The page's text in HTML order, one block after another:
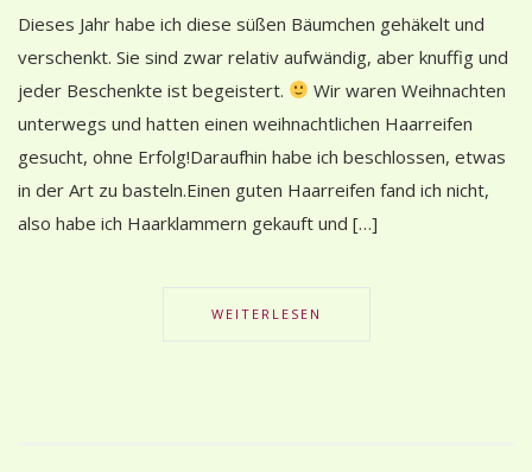
Dieses Jahr habe ich diese süßen Bäumchen gehäkelt und
verschenkt. Sie sind zwar relativ aufwändig, aber knuffig und
jeder Beschenkte ist begeistert.
Wir waren Weihnachten
unterwegs und hatten einen weihnachtlichen Haarreifen
gesucht, ohne Erfolg!Daraufhin habe ich beschlossen, etwas
in der Art zu basteln.Einen guten Haarreifen fand ich nicht,
also habe ich Haarklammern gekauft und […]
WEITERLESEN